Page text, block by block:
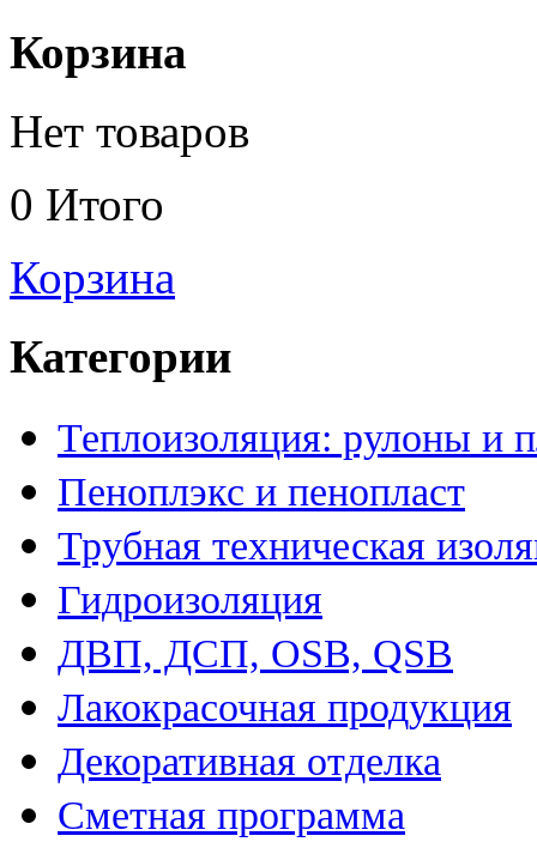
Корзина
Нет товаров
0 Итого
Корзина
Категории
Теплоизоляция: рулоны и
Пеноплэкс и пенопласт
Трубная техническая
Гидроизоляция
ДВП, ДСП, OSB, QSB
Лакокрасочная продукция
Декоративная отделка
Сметная программа